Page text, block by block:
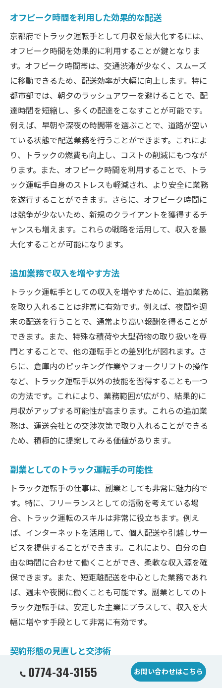
オフピーク時間を利用した効果的な配送
京都府でトラック運転手として月収を最大化するには、
オフピーク時間を効果的に利用することが鍵となりま
す。オフピーク時間帯は、交通渋滞が少なく、スムーズ
に移動できるため、配送効率が大幅に向上します。特に
都市部では、朝夕のラッシュアワーを避けることで、配
達時間を短縮し、多くの配達をこなすことが可能です。
例えば、早朝や深夜の時間帯を選ぶことで、道路が空い
ている状態で配送業務を行うことができます。これによ
り、トラックの燃費も向上し、コストの削減にもつなが
ります。また、オフピーク時間を利用することで、トラ
ック運転手自身のストレスも軽減され、より安全に業務
を遂行することができます。さらに、オフピーク時間に
は競争が少ないため、新規のクライアントを獲得するチ
ャンスも増えます。これらの戦略を活用して、収入を最
大化することが可能になります。
追加業務で収入を増やす方法
トラック運転手としての収入を増やすために、追加業務
を取り入れることは非常に有効です。例えば、夜間や週
末の配送を行うことで、通常より高い報酬を得ることが
できます。また、特殊な積荷や大型荷物の取り扱いを専
門とすることで、他の運転手との差別化が図れます。さ
らに、倉庫内のピッキング作業やフォークリフトの操作
など、トラック運転手以外の技能を習得することも一つ
の方法です。これにより、業務範囲が広がり、結果的に
月収がアップする可能性が高まります。これらの追加業
務は、運送会社との交渉次第で取り入れることができる
ため、積極的に提案してみる価値があります。
副業としてのトラック運転手の可能性
トラック運転手の仕事は、副業としても非常に魅力的で
す。特に、フリーランスとしての活動を考えている場
合、トラック運転のスキルは非常に役立ちます。例え
ば、インターネットを活用して、個人配送や引越しサー
ビスを提供することができます。これにより、自分の自
由な時間に合わせて働くことができ、柔軟な収入源を確
保できます。また、短距離配送を中心とした業務であれ
ば、週末や夜間に働くことも可能です。副業としてのト
ラック運転手は、安定した主業にプラスして、収入を大
幅に増やす手段として非常に有効です。
契約形態の見直しと交渉術
京都府でトラック運転手として収入を最大化するために
は、契約形態の見直しが重要です。まず、自分の契約内
0774-34-3155 お問い合わせはこちら